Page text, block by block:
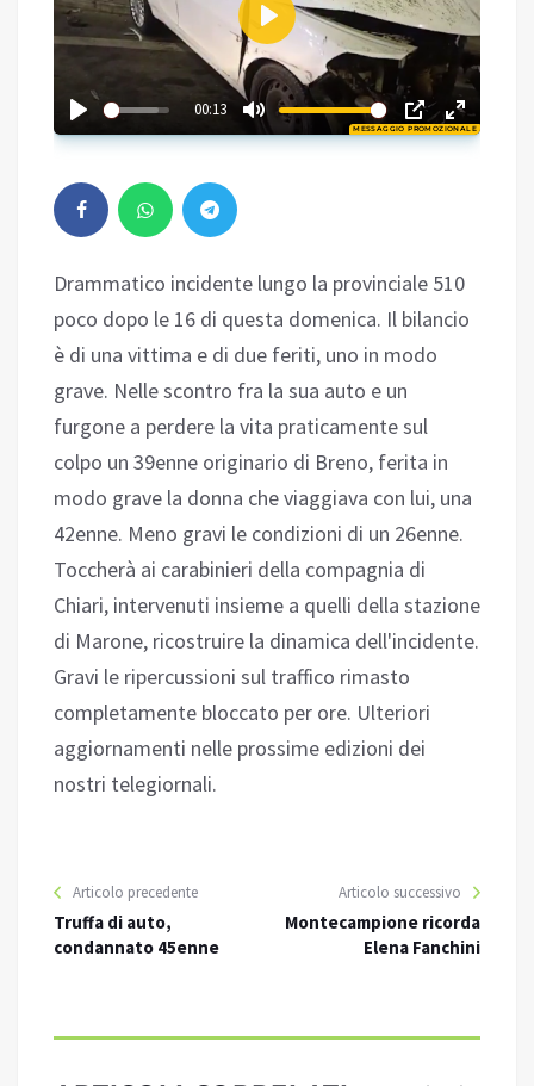
MESSAGGIO PROMOZIONALE
00:13
Play
00:22
Drammatico incidente lungo la provinciale 510
poco dopo le 16 di questa domenica. Il bilancio
è di una vittima e di due feriti, uno in modo
grave. Nelle scontro fra la sua auto e un
furgone a perdere la vita praticamente sul
colpo un 39enne originario di Breno, ferita in
modo grave la donna che viaggiava con lui, una
42enne. Meno gravi le condizioni di un 26enne.
Toccherà ai carabinieri della compagnia di
Chiari, intervenuti insieme a quelli della stazione
di Marone, ricostruire la dinamica dell'incidente.
Gravi le ripercussioni sul traffico rimasto
completamente bloccato per ore. Ulteriori
aggiornamenti nelle prossime edizioni dei
nostri telegiornali.
Articolo precedente
Truffa di auto,
condannato 45enne
Articolo successivo
Montecampione ricorda
Elena Fanchini